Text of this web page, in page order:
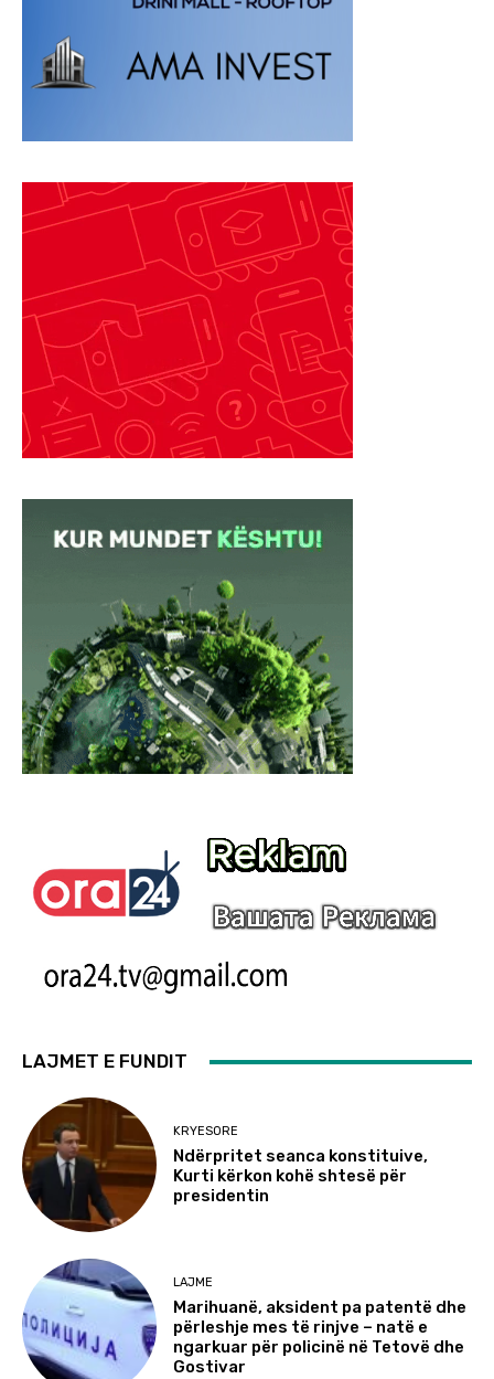
LAJMET E FUNDIT
KRYESORE
Ndërpritet seanca konstituive,
Kurti kërkon kohë shtesë për
presidentin
LAJME
Marihuanë, aksident pa patentë dhe
përleshje mes të rinjve – natë e
ngarkuar për policinë në Tetovë dhe
Gostivar